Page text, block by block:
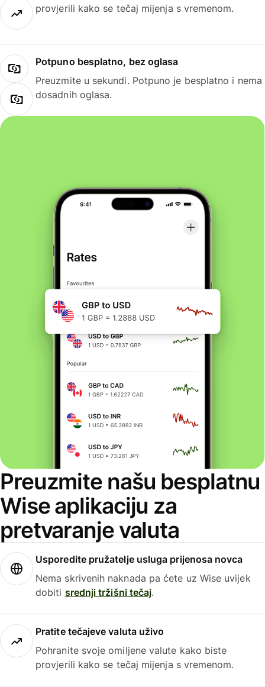
provjerili kako se tečaj mijenja s vremenom.
Potpuno besplatno, bez oglasa
Preuzmite u sekundi. Potpuno je besplatno i nema
dosadnih oglasa.
Preuzmite našu besplatnu
Wise aplikaciju za
pretvaranje valuta
Usporedite pružatelje usluga prijenosa novca
Nema skrivenih naknada pa ćete uz Wise uvijek
dobiti srednji tržišni tečaj.
Pratite tečajeve valuta uživo
Pohranite svoje omiljene valute kako biste
provjerili kako se tečaj mijenja s vremenom.